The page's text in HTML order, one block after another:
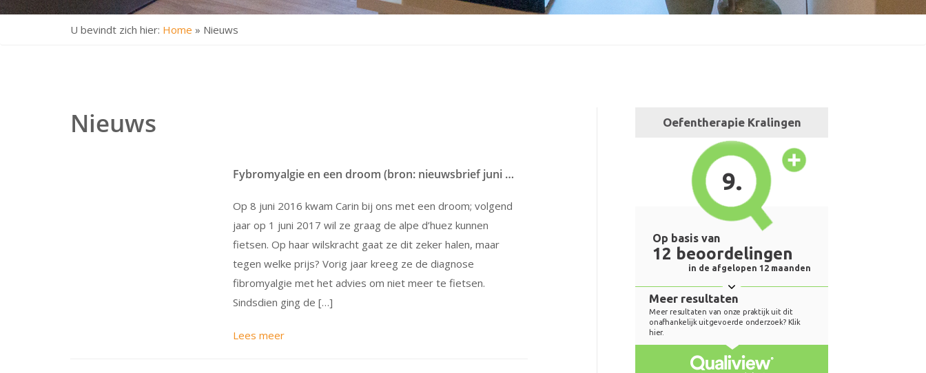
U bevindt zich hier: Home » Nieuws
Nieuws
Fybromyalgie en een droom (bron: nieuwsbrief juni 2017)
Op 8 juni 2016 kwam Carin bij ons met een droom; volgend
jaar op 1 juni 2017 wil ze graag de alpe d’huez kunnen
fietsen. Op haar wilskracht gaat ze dit zeker halen, maar
tegen welke prijs? Vorig jaar kreeg ze de diagnose
fibromyalgie met het advies om niet meer te fietsen.
Sindsdien ging de […]
Lees meer